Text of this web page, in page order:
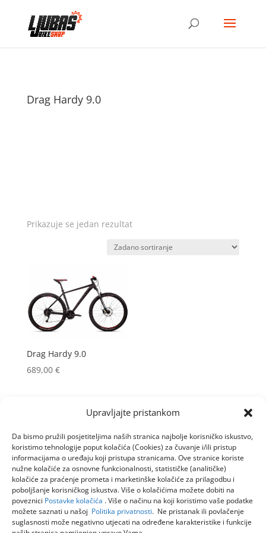
Upravljajte pristankom
Da bismo pružili posjetiteljima naših stranica najbolje korisničko iskustvo,
koristimo tehnologije poput kolačića (Cookies) za čuvanje i/ili pristup
informacijama o uređaju koji pristupa stranicama. Ove stranice koriste
nužne kolačiće za osnovne funkcionalnosti, statističke (analitičke)
kolačiće za praćenje prometa i marketinške kolačiće za prilagodbu i
poboljšanje korisničkog iskustva. Više o kolačićima možete dobiti na
poveznici Postavke kolačića . Više o načinu na koji koristimo vaše podatke
možete saznati u našoj Politika privatnosti. Ne pristanak ili povlačenje
suglasnosti može negativno utjecati na određene karakteristike i funkcije
Drag Hardy 9.0
Prikazuje se jedan rezultat
Drag Hardy 9.0
689,00 €